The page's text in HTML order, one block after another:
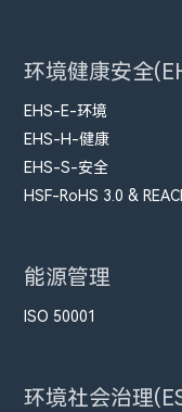
环境健康安全
EHS-E-环境
EHS-H-健康
EHS-S-安全
HSF-RoHS 3.0 &
能源管理
ISO 50001
环境社会治理